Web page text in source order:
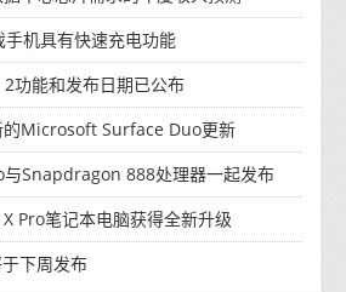
机具有快速充电功能
功能和发布日期已公布
的Microsoft Surface Duo更新
Snapdragon 888处理器一起发布
Pro笔记本电脑获得全新升级
下周发布